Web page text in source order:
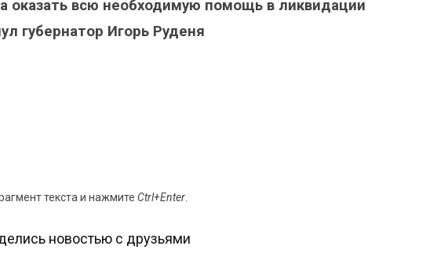
оказать всю необходимую помощь в ликвидации
губернатор Игорь Руденя
текста и нажмите Ctrl+Enter
новостью с друзьями